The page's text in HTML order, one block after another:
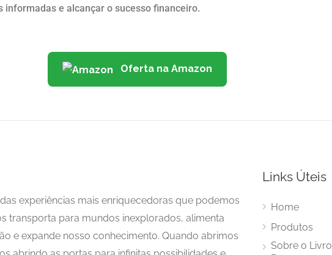
informadas e alcançar o sucesso financeiro.
Oferta na Amazon
experiências mais enriquecedoras que podemos
transporta para mundos inexplorados, alimenta
e expande nosso conhecimento. Quando abrimos
Links Úteis
Home
Produtos
Sobre o Livro